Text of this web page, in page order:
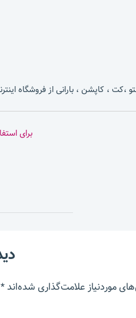
،کت ، کاپشن ، بارانی از فروشگاه
برای
موردنیاز علامت‌گذاری شده‌اند*